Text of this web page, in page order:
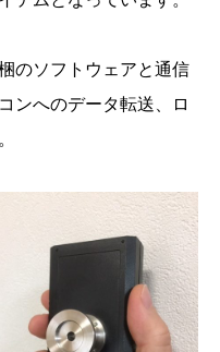
のソフトウェアと通信
ンへのデータ転送、ロ